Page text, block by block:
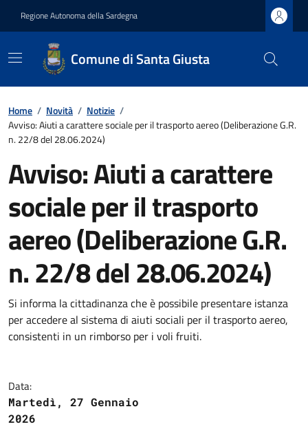
Regione Autonoma della Sardegna
Comune di Santa Giusta
Home / Novità / Notizie /
Avviso: Aiuti a carattere sociale per il trasporto aereo (Deliberazione G.R.
n. 22/8 del 28.06.2024)
Avviso: Aiuti a carattere
sociale per il trasporto
aereo (Deliberazione G.R.
n. 22/8 del 28.06.2024)
Si informa la cittadinanza che è possibile presentare istanza
per accedere al sistema di aiuti sociali per il trasporto aereo,
consistenti in un rimborso per i voli fruiti.
Data:
Martedì, 27 Gennaio
2026